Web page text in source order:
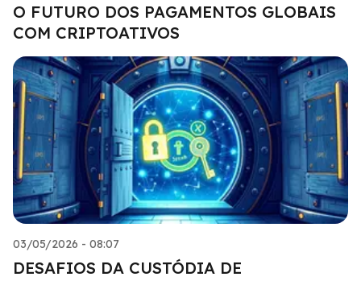
O FUTURO DOS PAGAMENTOS GLOBAIS
COM CRIPTOATIVOS
03/05/2026 - 08:07
DESAFIOS DA CUSTÓDIA DE